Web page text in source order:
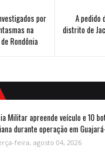
A pedido
distrito de
por
na
Rondônia
Militar apreende veículo e 10
durante operação em
feira, agosto 04, 2026